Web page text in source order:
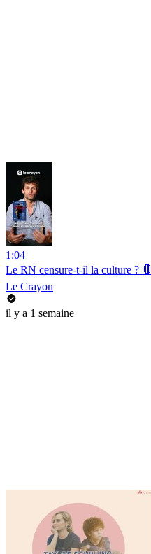
1:04
Le RN censure-t-il la culture ?
Le Crayon
il y a 1 semaine